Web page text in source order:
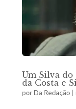
Um Silva do
da Costa e
porDa Redação |